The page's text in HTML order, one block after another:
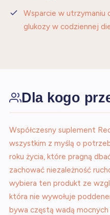
Wsparcie w utrzymaniu
glukozy w codziennej
Dla kogo
Współczesny suplement
wszystkim z myślą o
roku życia, które pragną
zachować niezależność
wybiera ten produkt ze
która nie wywołuje
bywa częstą wadą